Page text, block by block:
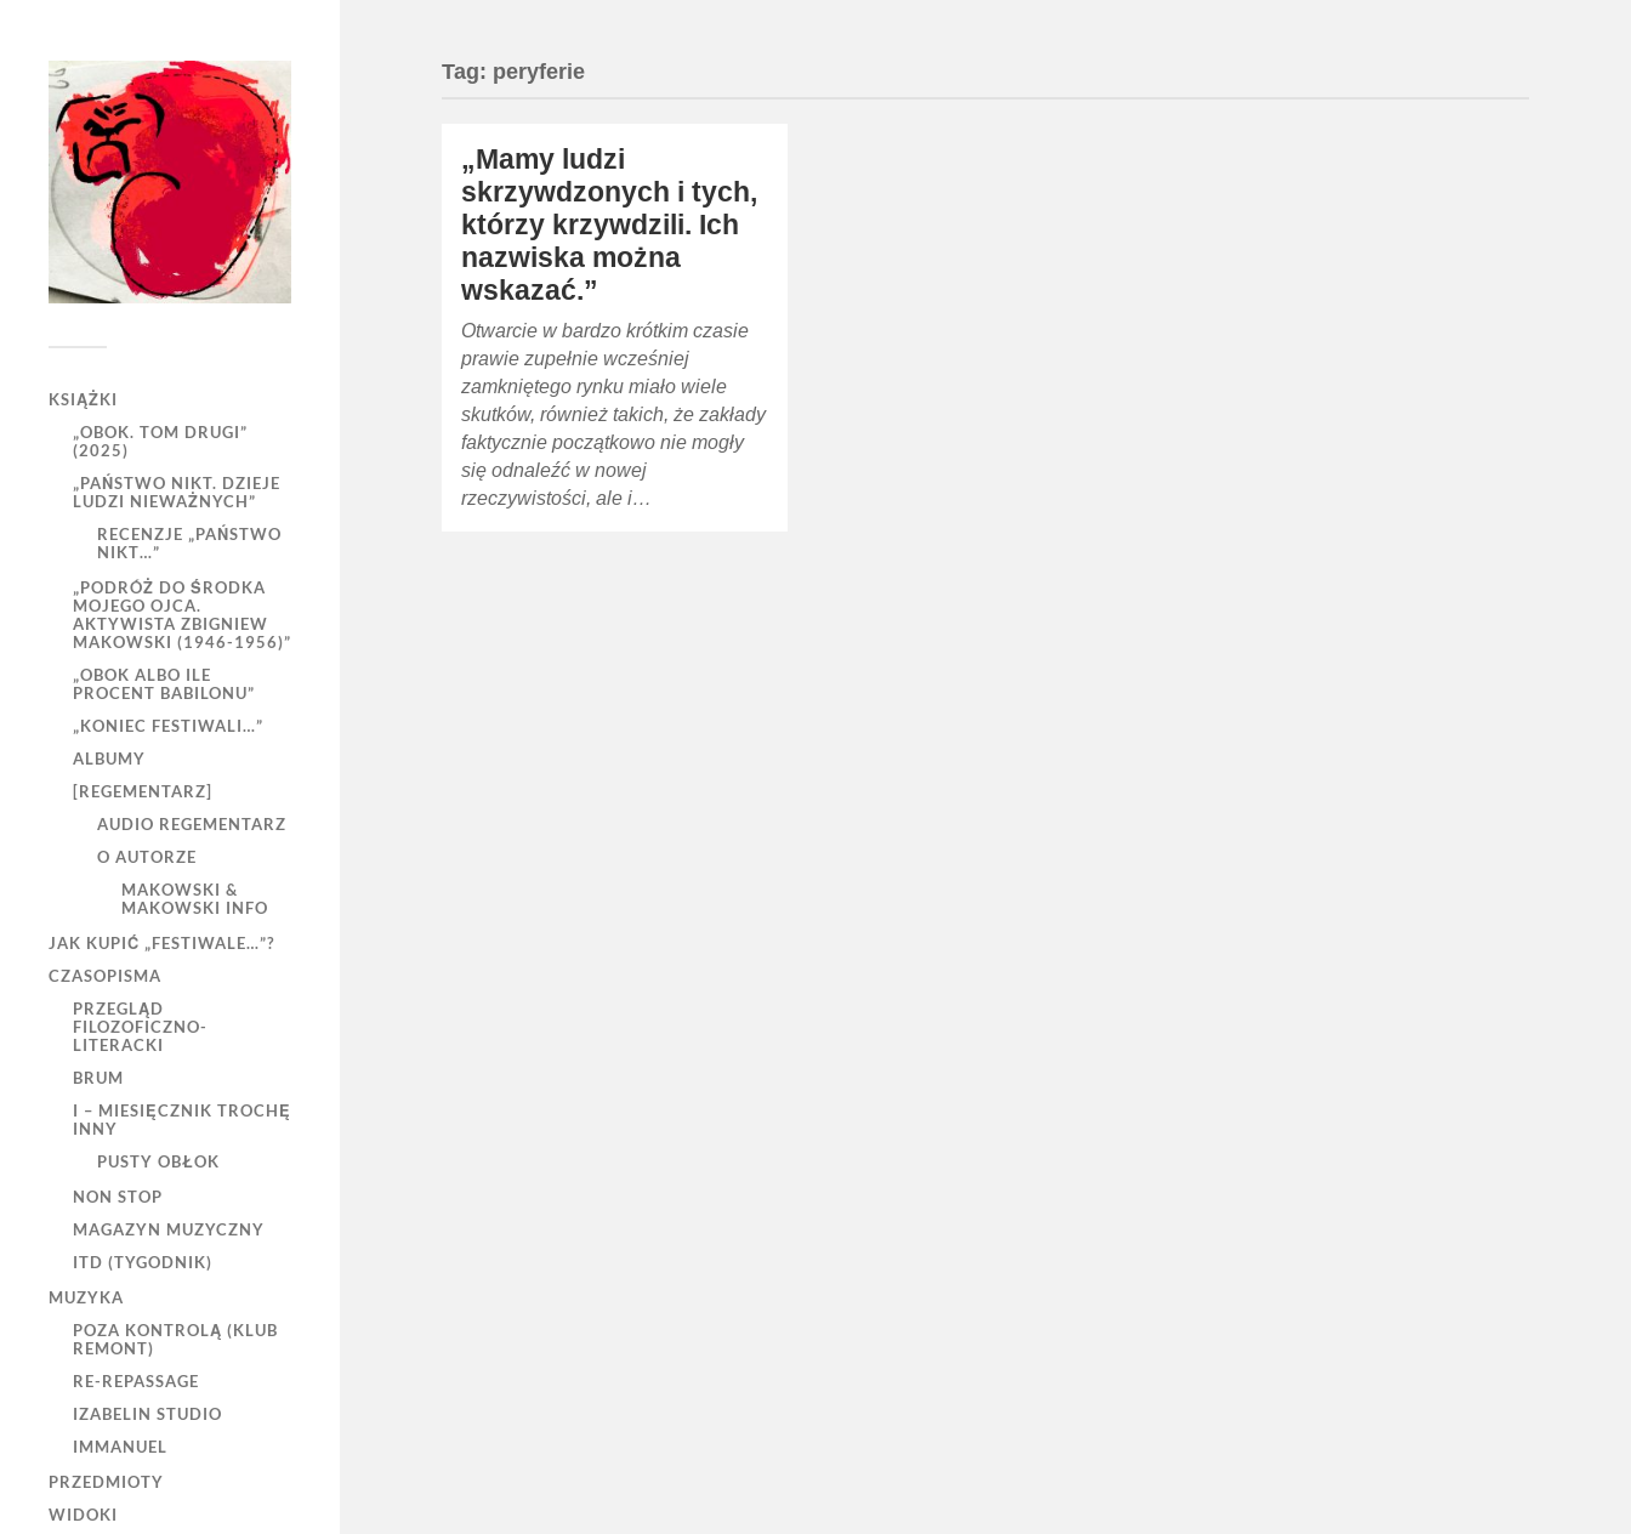
KSIĄŻKI
„OBOK. TOM DRUGI”
(2025)
„PAŃSTWO NIKT. DZIEJE
LUDZI NIEWAŻNYCH”
RECENZJE „PAŃSTWO
NIKT…”
„PODRÓŻ DO ŚRODKA
MOJEGO OJCA.
AKTYWISTA ZBIGNIEW
MAKOWSKI (1946-1956)”
„OBOK ALBO ILE
PROCENT BABILONU”
„KONIEC FESTIWALI…”
ALBUMY
[REGEMENTARZ]
AUDIO REGEMENTARZ
O AUTORZE
MAKOWSKI &
MAKOWSKI INFO
JAK KUPIĆ „FESTIWALE…”?
CZASOPISMA
PRZEGLĄD
FILOZOFICZNO-
LITERACKI
BRUM
I – MIESIĘCZNIK TROCHĘ
INNY
PUSTY OBŁOK
NON STOP
MAGAZYN MUZYCZNY
ITD (TYGODNIK)
MUZYKA
POZA KONTROLĄ (KLUB
REMONT)
RE-REPASSAGE
IZABELIN STUDIO
IMMANUEL
PRZEDMIOTY
WIDOKI
Tag: peryferie
„Mamy ludzi
skrzywdzonych i tych,
którzy krzywdzili. Ich
nazwiska można
wskazać.”
Otwarcie w bardzo krótkim czasie
prawie zupełnie wcześniej
zamkniętego rynku miało wiele
skutków, również takich, że zakłady
faktycznie początkowo nie mogły
się odnaleźć w nowej
rzeczywistości, ale i…